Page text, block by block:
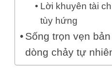
Lời khuyên tài
tùy hứng
Sống trọn vẹn
dòng chảy tự